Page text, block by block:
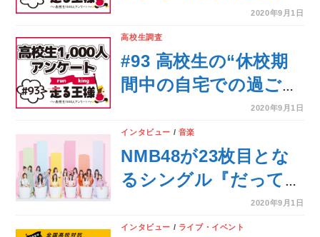
不安に思っているこ
と”
2020年9月1日
高校生調査
#93 高校生の“休校期
間中の自宅での過ごし
2020年9月1日
インタビュー / 音楽
NMB48が23枚目とな
るシングル『だってだ
ってだって』のMVの
撮影秘話を語る！
2020年9月1日
インタビュー / ライブ・イベント